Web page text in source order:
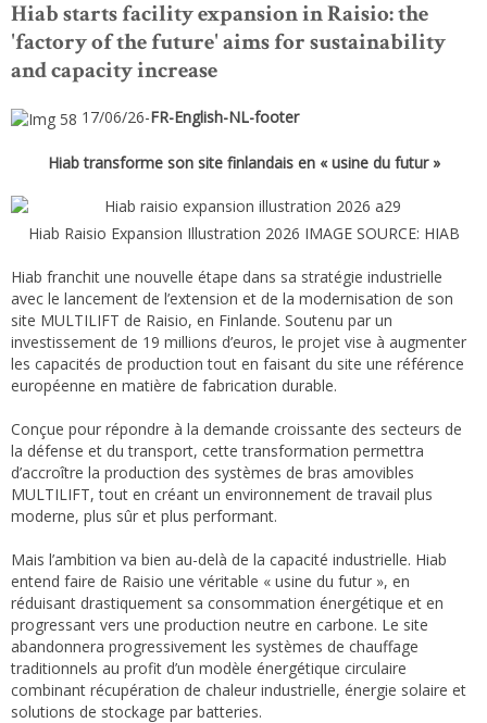
Hiab starts facility expansion in Raisio: the
'factory of the future' aims for sustainability
and capacity increase
17/06/26-FR-English-NL-footer
Hiab transforme son site finlandais en « usine du futur »
Hiab Raisio Expansion Illustration 2026 IMAGE SOURCE: HIAB
Hiab franchit une nouvelle étape dans sa stratégie industrielle
avec le lancement de l’extension et de la modernisation de son
site MULTILIFT de Raisio, en Finlande. Soutenu par un
investissement de 19 millions d’euros, le projet vise à augmenter
les capacités de production tout en faisant du site une référence
européenne en matière de fabrication durable.
Conçue pour répondre à la demande croissante des secteurs de
la défense et du transport, cette transformation permettra
d’accroître la production des systèmes de bras amovibles
MULTILIFT, tout en créant un environnement de travail plus
moderne, plus sûr et plus performant.
Mais l’ambition va bien au-delà de la capacité industrielle. Hiab
entend faire de Raisio une véritable « usine du futur », en
réduisant drastiquement sa consommation énergétique et en
progressant vers une production neutre en carbone. Le site
abandonnera progressivement les systèmes de chauffage
traditionnels au profit d’un modèle énergétique circulaire
combinant récupération de chaleur industrielle, énergie solaire et
solutions de stockage par batteries.